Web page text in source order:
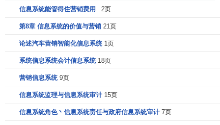
经销商交谈；与企业内部有关人员交换信息等方式。也可通
息等。系统要求采取正规的程序提高情报的质量和数量，必
须训练和鼓励营销人员收集情报；鼓励
情报；购买信息机构的情报；参加各种贸易展览会等。
3、市场营销研究系统
市场营销研究系统是完成企业所面临的明确具体的
营销情况的研究工作程序或方法的总体。其任务是：针对确
信息系统能管得住营销费用_ 2页
第8章 信息系统的价值与营销 21页
论述汽车营销智能化信息系统 1页
系统信息系统会计信息系统 18页
营销信息系统 9页
信息系统监理与信息系统审计 15页
信息系统角色丶信息系统责任与政府信息系统审计 7页